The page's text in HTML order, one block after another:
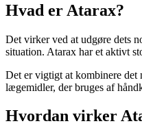
Hvad er Atarax?
Det virker ved at udgøre dets
situation. Atarax har et aktivt
Det er vigtigt at kombinere det
lægemidler, der bruges af
Hvordan virker